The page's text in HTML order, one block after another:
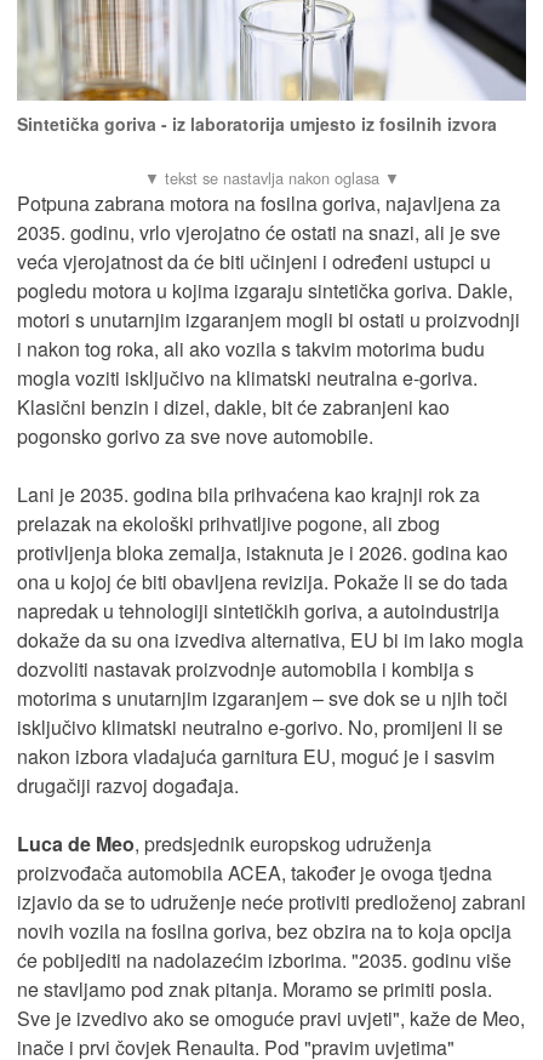
Sintetička goriva - iz laboratorija umjesto iz fosilnih izvora
Potpuna zabrana motora na fosilna goriva, najavljena za
2035. godinu, vrlo vjerojatno će ostati na snazi, ali je sve
veća vjerojatnost da će biti učinjeni i određeni ustupci u
pogledu motora u kojima izgaraju sintetička goriva. Dakle,
motori s unutarnjim izgaranjem mogli bi ostati u proizvodnji
i nakon tog roka, ali ako vozila s takvim motorima budu
mogla voziti isključivo na klimatski neutralna e-goriva.
Klasični benzin i dizel, dakle, bit će zabranjeni kao
pogonsko gorivo za sve nove automobile.
Lani je 2035. godina bila prihvaćena kao krajnji rok za
prelazak na ekološki prihvatljive pogone, ali zbog
protivljenja bloka zemalja, istaknuta je i 2026. godina kao
ona u kojoj će biti obavljena revizija. Pokaže li se do tada
napredak u tehnologiji sintetičkih goriva, a autoindustrija
dokaže da su ona izvediva alternativa, EU bi im lako mogla
dozvoliti nastavak proizvodnje automobila i kombija s
motorima s unutarnjim izgaranjem – sve dok se u njih toči
isključivo klimatski neutralno e-gorivo. No, promijeni li se
nakon izbora vladajuća garnitura EU, moguć je i sasvim
drugačiji razvoj događaja.
Luca de Meo, predsjednik europskog udruženja
proizvođača automobila ACEA, također je ovoga tjedna
izjavio da se to udruženje neće protiviti predloženoj zabrani
novih vozila na fosilna goriva, bez obzira na to koja opcija
će pobijediti na nadolazećim izborima. "2035. godinu više
ne stavljamo pod znak pitanja. Moramo se primiti posla.
Sve je izvedivo ako se omoguće pravi uvjeti", kaže de Meo,
inače i prvi čovjek Renaulta. Pod "pravim uvjetima"